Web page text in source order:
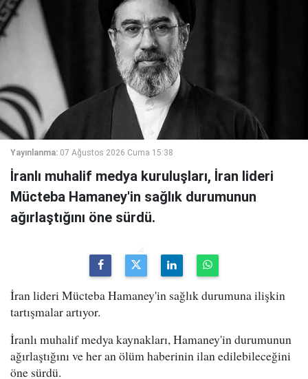
Yayınlanma: 07 Ağustos 2026 Cuma 15:38
İranlı muhalif medya kuruluşları, İran lideri
Mücteba Hamaney'in sağlık durumunun
ağırlaştığını öne sürdü.
İran lideri Mücteba Hamaney'in sağlık durumuna ilişkin
tartışmalar artıyor.
İranlı muhalif medya kaynakları, Hamaney'in durumunun
ağırlaştığını ve her an ölüm haberinin ilan edilebileceğini
öne sürdü.